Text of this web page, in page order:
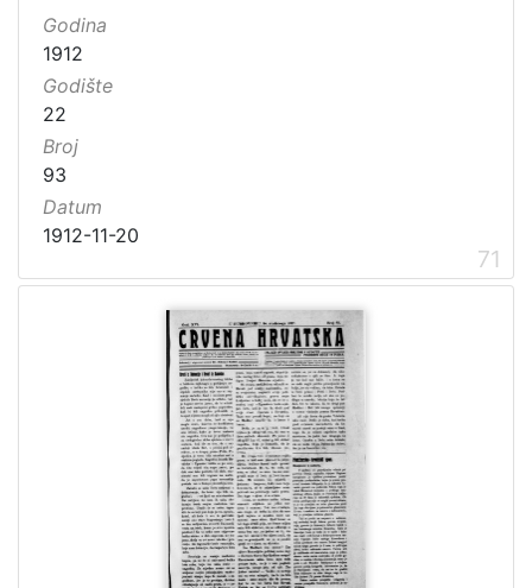
Godina
1912
Godište
22
Broj
93
Datum
1912-11-20
71